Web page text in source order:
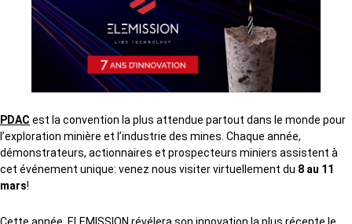
PDAC est la convention la plus attendue partout dans le monde pour
l’exploration minière et l’industrie des mines. Chaque année,
démonstrateurs, actionnaires et prospecteurs miniers assistent à
cet événement unique: venez nous visiter virtuellement du 8 au 11
mars!